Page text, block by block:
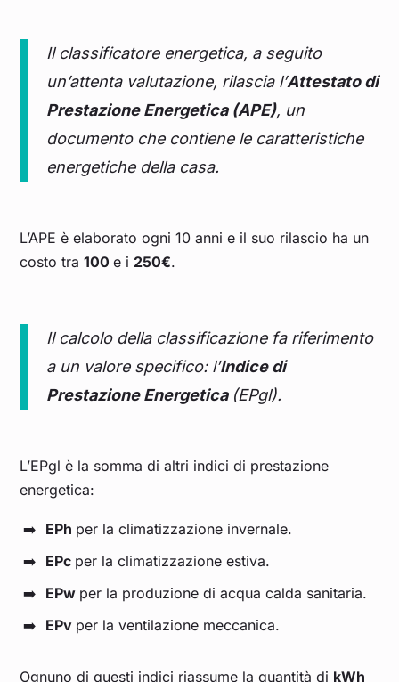
Il classificatore energetica, a seguito
un’attenta valutazione, rilascia l’Attestato di
Prestazione Energetica (APE), un
documento che contiene le caratteristiche
energetiche della casa.
L’APE è elaborato ogni 10 anni e il suo rilascio ha un
costo tra100e i 250€.
Il calcolo della classificazione fa riferimento
a un valore specifico: l’Indice di
Prestazione Energetica (EPgl).
L’EPgl è la somma di altri indici di prestazione
energetica:
EPh per la climatizzazione invernale.
EPc per la climatizzazione estiva.
EPw per la produzione di acqua calda sanitaria.
EPv per la ventilazione meccanica.
Ognuno di questi indici riassume la quantità di kWh